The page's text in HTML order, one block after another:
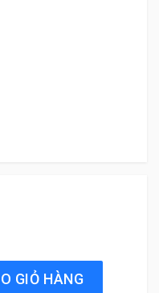
Silicone Chính Hãng
GIỎ HÀNG